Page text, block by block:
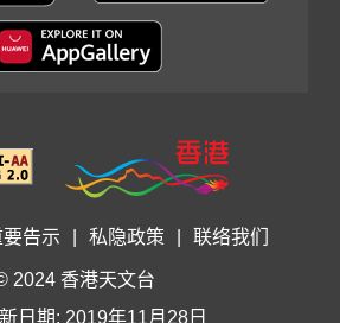
要告示 私隐政策 联络我们
2024 香港天文台
日期: 2019年11月28日